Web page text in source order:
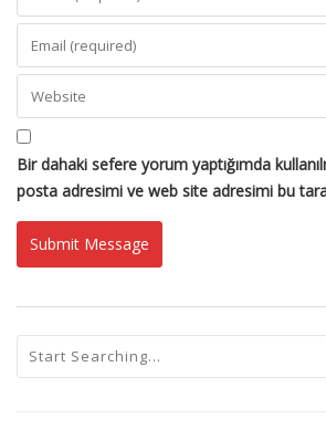
Bir dahaki sefere yorum yaptığımda
posta adresimi ve web site adresimi bu